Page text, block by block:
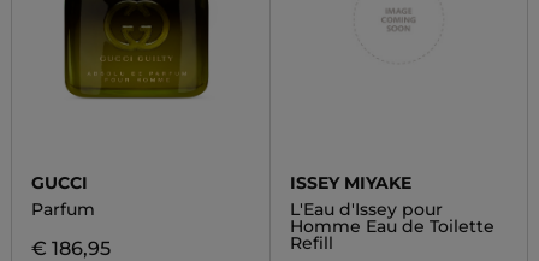
GUCCI
Parfum
€ 186,95
ISSEY MIYAKE
L'Eau d'Issey pour
Homme Eau de Toilette
Refill